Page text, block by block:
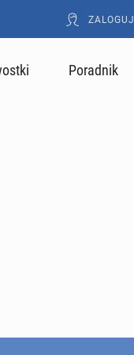
ZALOGUJ
Poradnik